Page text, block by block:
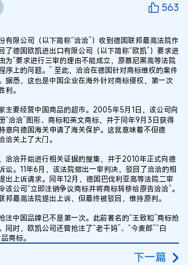
563
限公司（以下简称“洽洽”）收到德国联邦最高法院作
了德国欧凯进出口有限公司（以下简称“欧凯”）要求进
为“要求进行三审的理由不能成立，原慕尼黑高等法院
序上的问题。” 至此，洽洽在德国针对商标维权的案件
据悉，这也是中国企业在海外针对商标侵权，第一次
利。
要经营中国商品的超市。2005年5月1日，该公司向
“洽洽”图形、商标和英文商标，并于同年9月3日获得
意向德国海关申请了海关保护。这就意味着不但德
洽关上了大门。
洽开始进行相关证据的搜集，并于2010年正式向德
讼。11年6月，该法院做出一审判决，驳回了洽洽的相
出上诉请求。同年12月，德国巴伐利亚高等法院二审
该公司“立即注销争议商标并将商标转移给原告洽洽”。
邦最高法院提出上诉，但最终被驳回，维持原判。
中国品牌已不是第一次。此前著名的“王致和”商标抢
同时，欧凯公司还曾抢注了“老干妈”、“今麦郎”“白
商标。
下一篇